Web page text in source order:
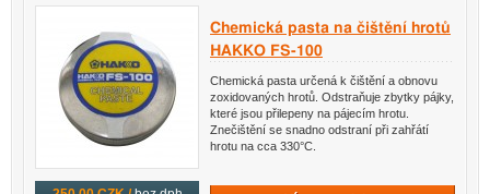
Chemická pasta na čištění hrotů
HAKKO FS-100
Chemická pasta určená k čištění a obnovu
zoxidovaných hrotů. Odstraňuje zbytky pájky,
které jsou přilepeny na pájecím hrotu.
Znečištění se snadno odstraní při zahřátí
hrotu na cca 330°C.